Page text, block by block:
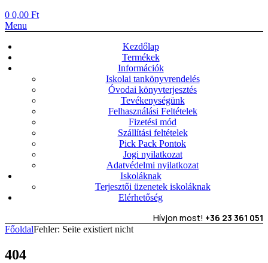
0 0,00 Ft
Menu
Kezdőlap
Termékek
Információk
Iskolai tankönyvrendelés
Óvodai könyvterjesztés
Tevékenységünk
Felhasználási Feltételek
Fizetési mód
Szállítási feltételek
Pick Pack Pontok
Jogi nyilatkozat
Adatvédelmi nyilatkozat
Iskoláknak
Terjesztői üzenetek iskoláknak
Elérhetőség
Hívjon most! +36 23 361 051
FőoldalFehler: Seite existiert nicht
404